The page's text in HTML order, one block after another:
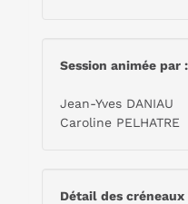
Session animée par :
Jean-Yves DANIAU
Caroline PELHATRE
Détail des créneaux